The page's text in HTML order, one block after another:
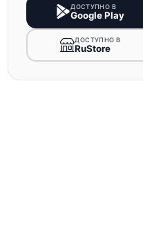
ДОСТУПНО В
Google Play
ДОСТУПНО В
RuStore